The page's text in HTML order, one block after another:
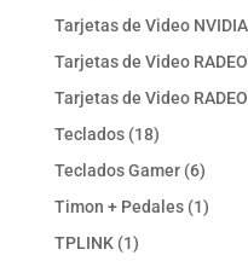
Tarjetas de Video NVIDIA
Tarjetas de Video
Tarjetas de Video
Teclados 1818
productos
Teclados Gamer 66
Timon + Pedales 11
TPLINK 11